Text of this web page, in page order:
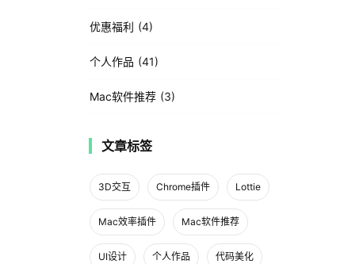
优惠福利 4
个人作品 41
Mac软件推荐 3
文章标签
3D交互 Chrome插件 Lottie
Mac效率插件 Mac软件推荐
UI设计 个人作品 代码美化